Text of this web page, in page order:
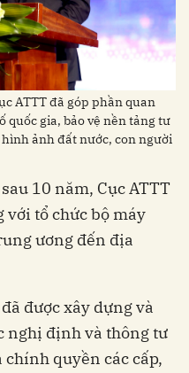
ATTT đã góp phần quan
quốc gia, bảo vệ nền tảng tư
ảnh đất nước, con người
10 năm, Cục ATTT
với tổ chức bộ máy
ương đến địa
được xây dựng và
nghị định và thông tư
quyền các cấp,